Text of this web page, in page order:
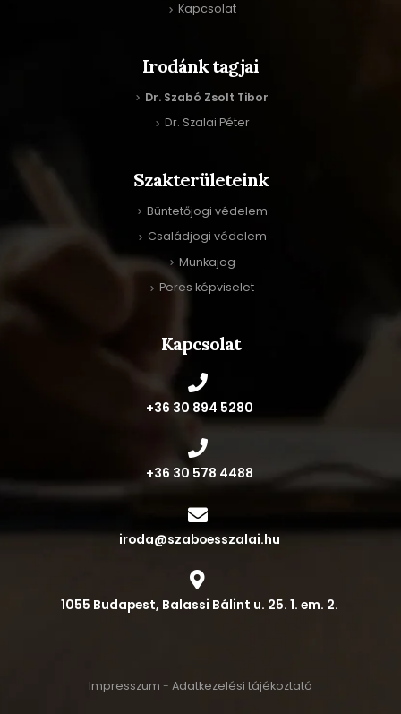
Kapcsolat
Irodánk tagjai
Dr. Szabó Zsolt Tibor
Dr. Szalai Péter
Szakterületeink
Büntetőjogi védelem
Családjogi védelem
Munkajog
Peres képviselet
Kapcsolat
‭+36 30 894 5280‬
+36 30 578 4488
iroda@szaboesszalai.hu
1055 Budapest, Balassi Bálint u. 25. 1. em. 2.
Impresszum - Adatkezelési tájékoztató